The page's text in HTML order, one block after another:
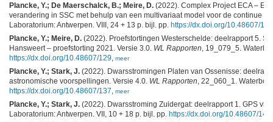
Plancke, Y.; De Maerschalck, B.; Meire, D. (2022). Complex Project ECA –
verandering in SSC met behulp van een multivariaat model voor de continue
Laboratorium: Antwerpen. VIII, 24 + 13 p. bijl. pp. https://dx.doi.org/10.48607/166
Plancke, Y.; Meire, D. (2022). Proefstortingen Westerschelde: deelrapport 5.
Hansweert – proefstorting 2021. Versie 3.0. WL Rapporten , 19_079_5.
https://dx.doi.org/10.48607/129 meer
Plancke, Y.; Stark, J. (2022). Dwarsstromingen Platen van Ossenisse:
astronomische voorspellingen. Versie 4.0. WL Rapporten , 22_060_1.
https://dx.doi.org/10.48607/137
meer
Plancke, Y.; Stark, J. (2022). Dwarsstroming Zuidergat: deelrapport 1. GPS
Laboratorium: Antwerpen. VII, 10 + 18 p. bijl. pp. https://dx.doi.org/10.48607/143